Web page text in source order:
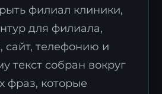
филиал клиники,
для филиала,
сайт, телефонию и
текст собран вокруг
фраз, которые